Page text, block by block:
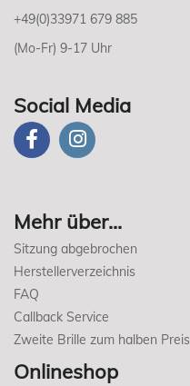
+49(0)33971 679 885
(Mo-Fr) 9-17 Uhr
Social Media
Mehr über...
Sitzung abgebrochen
Herstellerverzeichnis
FAQ
Callback Service
Zweite Brille zum halben Preis
Onlineshop